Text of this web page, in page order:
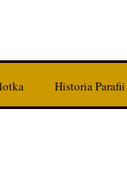
Historia Parafii